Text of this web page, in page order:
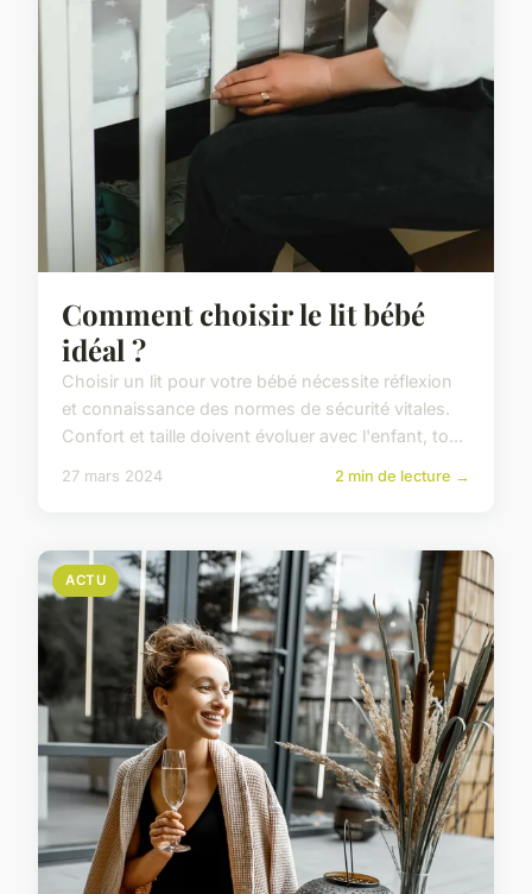
Comment choisir le lit bébé
idéal ?
Choisir un lit pour votre bébé nécessite réflexion
et connaissance des normes de sécurité vitales.
Confort et taille doivent évoluer avec l'enfant, to...
27 mars 2024 2 min de lecture →
ACTU